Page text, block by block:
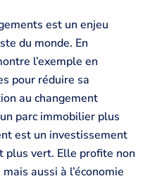
est un enjeu
du monde. En
l’exemple en
pour réduire sa
au changement
parc immobilier plus
est un investissement
plus vert. Elle profite non
aussi à l’économie